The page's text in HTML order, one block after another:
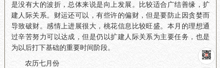
是没有大的波折，总体来说是向上发展。比较适合广结善缘，扩
建人际关系。财运还可以，有些许的偏财，但是要防止因贪婪而
导致破财。感情上进展很大，桃花信息比较旺盛。本月的理想通
过辛苦努力可以达成，但是仍以扩建人际关系为主要任务，也是
为以后打下基础的重要时间阶段。
农历七月份